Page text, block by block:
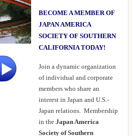
BECOME A MEMBER OF
JAPAN AMERICA
SOCIETY OF SOUTHERN
CALIFORNIA TODAY!
Join a dynamic organization
of individual and corporate
members who share an
interest in Japan and U.S.-
Japan relations. Membership
in the Japan America
Society of Southern